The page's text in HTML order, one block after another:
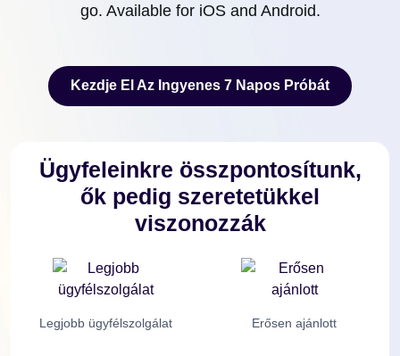
go. Available for iOS and Android.
Kezdje El Az Ingyenes 7 Napos Próbát
Ügyfeleinkre összpontosítunk,
ők pedig szeretetükkel
viszonozzák
Legjobb ügyfélszolgálat Erősen ajánlott